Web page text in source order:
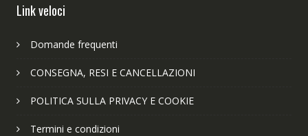
Link veloci
Domande frequenti
CONSEGNA, RESI E CANCELLAZIONI
POLITICA SULLA PRIVACY E COOKIE
Termini e condizioni